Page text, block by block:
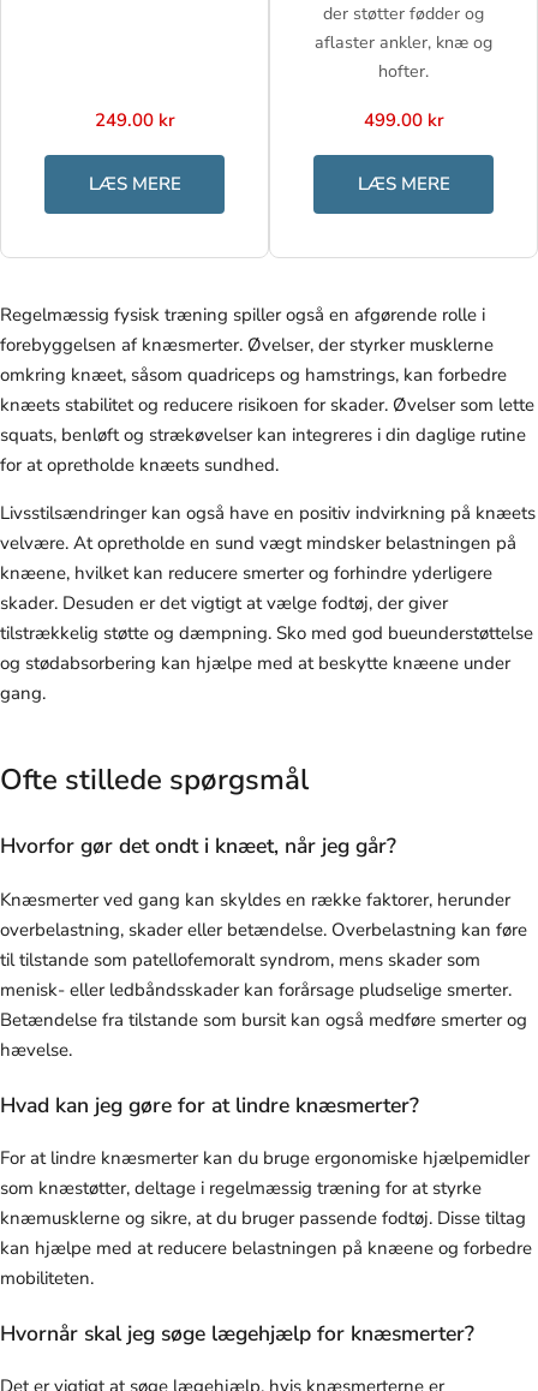
249.00 kr
LÆS MERE
der støtter fødder og
aflaster ankler, knæ og
hofter.
499.00 kr
LÆS MERE
Regelmæssig fysisk træning spiller også en afgørende rolle i
forebyggelsen af knæsmerter. Øvelser, der styrker musklerne
omkring knæet, såsom quadriceps og hamstrings, kan forbedre
knæets stabilitet og reducere risikoen for skader. Øvelser som lette
squats, benløft og strækøvelser kan integreres i din daglige rutine
for at opretholde knæets sundhed.
Livsstilsændringer kan også have en positiv indvirkning på knæets
velvære. At opretholde en sund vægt mindsker belastningen på
knæene, hvilket kan reducere smerter og forhindre yderligere
skader. Desuden er det vigtigt at vælge fodtøj, der giver
tilstrækkelig støtte og dæmpning. Sko med god bueunderstøttelse
og stødabsorbering kan hjælpe med at beskytte knæene under
gang.
Ofte stillede spørgsmål
Hvorfor gør det ondt i knæet, når jeg går?
Knæsmerter ved gang kan skyldes en række faktorer, herunder
overbelastning, skader eller betændelse. Overbelastning kan føre
til tilstande som patellofemoralt syndrom, mens skader som
menisk- eller ledbåndsskader kan forårsage pludselige smerter.
Betændelse fra tilstande som bursit kan også medføre smerter og
hævelse.
Hvad kan jeg gøre for at lindre knæsmerter?
For at lindre knæsmerter kan du bruge ergonomiske hjælpemidler
som knæstøtter, deltage i regelmæssig træning for at styrke
knæmusklerne og sikre, at du bruger passende fodtøj. Disse tiltag
kan hjælpe med at reducere belastningen på knæene og forbedre
mobiliteten.
Hvornår skal jeg søge lægehjælp for knæsmerter?